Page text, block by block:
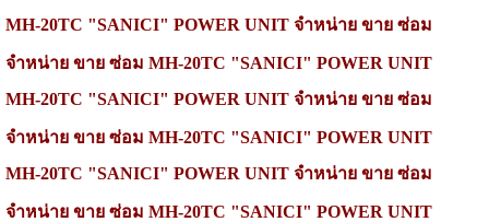
MH-20TC "SANICI" POWER UNIT จำหน่าย ขาย ซ่อม
จำหน่าย ขาย ซ่อม MH-20TC "SANICI" POWER UNIT
MH-20TC "SANICI" POWER UNIT จำหน่าย ขาย ซ่อม
จำหน่าย ขาย ซ่อม MH-20TC "SANICI" POWER UNIT
MH-20TC "SANICI" POWER UNIT จำหน่าย ขาย ซ่อม
จำหน่าย ขาย ซ่อม MH-20TC "SANICI" POWER UNIT